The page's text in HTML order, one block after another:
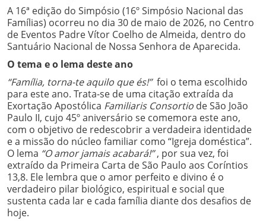
A 16ª edição do Simpósio (16º Simpósio Nacional das
Famílias) ocorreu no dia 30 de maio de 2026, no Centro
de Eventos Padre Vítor Coelho de Almeida, dentro do
Santuário Nacional de Nossa Senhora de Aparecida.
O tema e o lema deste ano
“Família, torna-te aquilo que és!”foi o tema escolhido
para este ano. Trata-se de uma citação extraída da
Exortação Apostólica Familiaris Consortio de São João
Paulo II, cujo 45º aniversário se comemora este ano,
com o objetivo de redescobrir a verdadeira identidade
e a missão do núcleo familiar como “Igreja doméstica”.
O lema “O amor jamais acabará!”, por sua vez, foi
extraído da Primeira Carta de São Paulo aos Coríntios
13,8. Ele lembra que o amor perfeito e divino é o
verdadeiro pilar biológico, espiritual e social que
sustenta cada lar e cada família diante dos desafios de
hoje.